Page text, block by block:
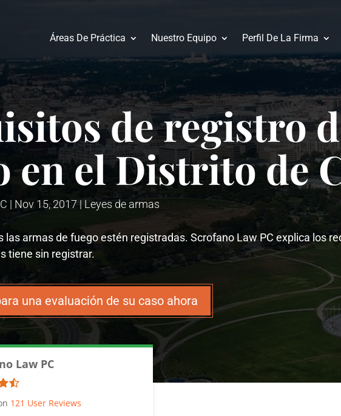
Áreas De Práctica Nuestro Equipo Perfil De La Firma
de registro
en el Distrito de
| Nov 15, 2017| Leyes de armas
las armas de fuego estén registradas. Scrofano Law PC explica los
tiene sin registrar.
una evaluación de su caso ahora
Law PC
121 User Reviews